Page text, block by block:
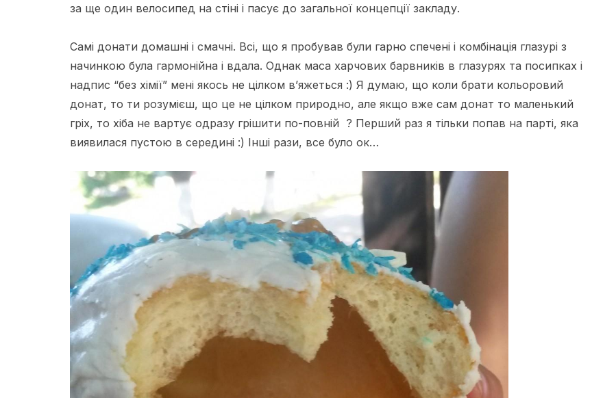
за ще один велосипед на стіні і пасує до загальної концепції закладу.
Самі донати домашні і смачні. Всі, що я пробував були гарно спечені і комбінація глазурі з
начинкою була гармонійна і вдала. Однак маса харчових барвників в глазурях та посипках і
надпис “без хімії” мені якось не цілком в’яжеться :) Я думаю, що коли брати кольоровий
донат, то ти розумієш, що це не цілком природно, але якщо вже сам донат то маленький
гріх, то хіба не вартує одразу грішити по-повній ? Перший раз я тільки попав на парті, яка
виявилася пустою в середині :) Інші рази, все було ок…